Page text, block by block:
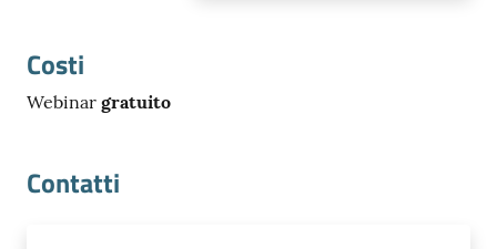
Costi
Webinar gratuito
Contatti